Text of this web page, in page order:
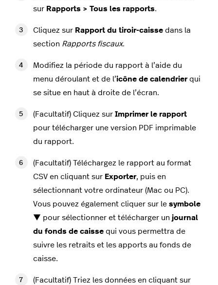
sur Rapports > Tous les rapports.
Cliquez sur Rapport du tiroir-caisse dans la
section Rapports fiscaux.
Modifiez la période du rapport à l’aide du
menu déroulant et de l’icône de calendrierqui
se situe en haut à droite de l’écran.
(Facultatif) Cliquez sur Imprimer le rapport
pour télécharger une version PDF imprimable
du rapport.
(Facultatif) Téléchargez le rapport au format
CSV en cliquant sur Exporter, puis en
sélectionnant votre ordinateur (Mac ou PC).
Vous pouvez également cliquer sur le symbole
▼ pour sélectionner et télécharger un journal
du fonds de caisse qui vous permettra de
suivre les retraits et les apports au fonds de
caisse.
(Facultatif) Triez les données en cliquant sur